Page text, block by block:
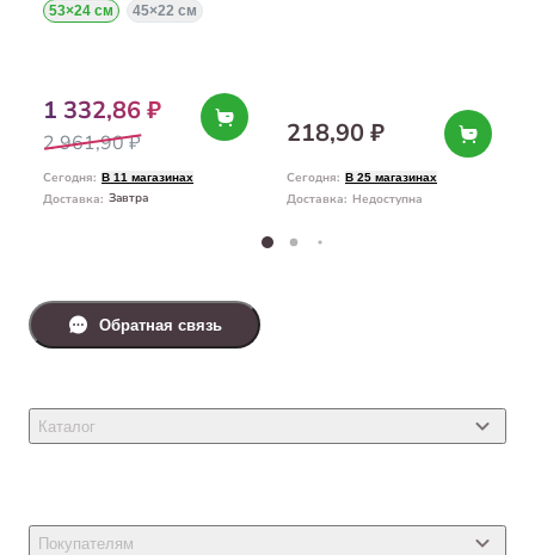
53×24 см 45×22 см
1 332,86 ₽
2 961,90 ₽
Сегодня: В 11 магазинах
Доставка: Завтра
218,90 ₽
Сегодня: В 25 магазинах
Доставка: Недоступна
Каталог
Товары для собак
Покупателям
Обратная связь